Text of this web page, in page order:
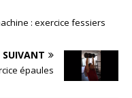
: exercice fessiers
SUIVANT
épaules